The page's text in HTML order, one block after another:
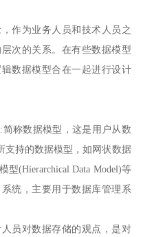
作为业务人员和技术人员之
次的关系。在有些数据模型
数据模型合在一起进行设计
简称数据模型，这是用户从数
支持的数据模型，如网状数据
型(Hierarchical Data Model)等
统，主要用于数据库管理系
员对数据存储的观点，是对